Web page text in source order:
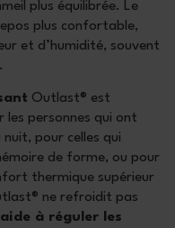
plus équilibrée. Le
plus confortable,
et d’humidité, souvent
Outlast® est
personnes qui ont
pour celles qui
de forme, ou pour
thermique supérieur
ne refroidit pas
à réguler les